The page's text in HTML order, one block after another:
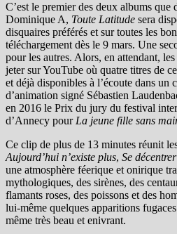
C’est le premier des deux albums
Dominique A, Toute Latitude sera
disquaires préférés et sur toutes les
téléchargement dès le 9 mars. Une
pour les autres. Alors, en attendant,
jeter sur YouTube où quatre titres de
et déjà disponibles à l’écoute dans un
d’animation signé Sébastien
en 2016 le Prix du jury du festival
d’Annecy pour La jeune fille sans
Ce clip de plus de 13 minutes réunit
Aujourd’hui n’existe plus, Se décentrer
une atmosphère féerique et onirique
mythologiques, des sirènes, des
flamants roses, des poissons et des
lui-même quelques apparitions
même très beau et enivrant.